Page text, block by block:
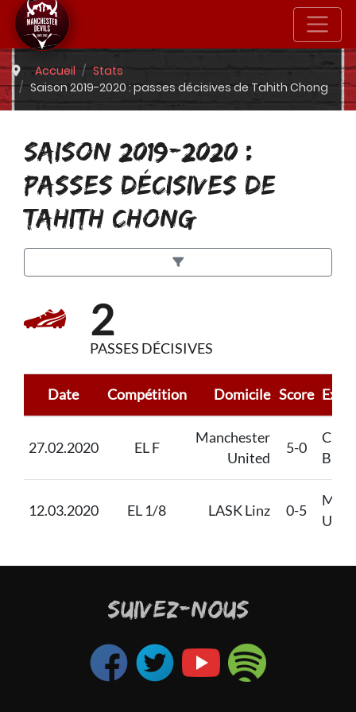
Accueil
Stats
Saison 2019-2020 : passes décisives de Tahith Chong
SAISON 2019-2020 :
PASSES DÉCISIVES DE
TAHITH CHONG
2
PASSES DÉCISIVES
Date Compétition Domicile Score
27.02.2020 EL F
Manchester
United
5-0
Club
12.03.2020 EL 1/8 LASK Linz 0-5
SUIVEZ-NOUS